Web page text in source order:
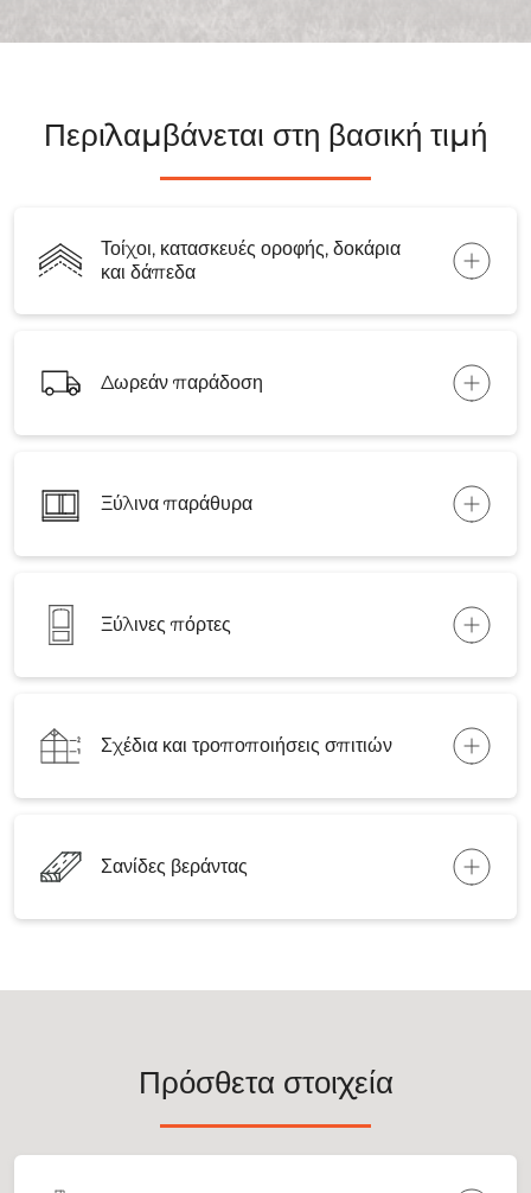
Περιλαμβάνεται στη βασική τιμή
Τοίχοι, κατασκευές οροφής, δοκάρια
και δάπεδα
Δωρεάν παράδοση
Ξύλινα παράθυρα
Ξύλινες πόρτες
Σχέδια και τροποποιήσεις σπιτιών
Σανίδες βεράντας
Πρόσθετα στοιχεία